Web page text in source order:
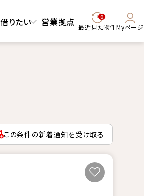
借りたい 営業拠点 0
最近見た物件Myページ
この条件の新着通知を受け取る